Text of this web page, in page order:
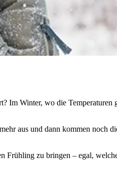
Im Winter, wo die
aus und dann kommen noch
Frühling zu bringen – egal,